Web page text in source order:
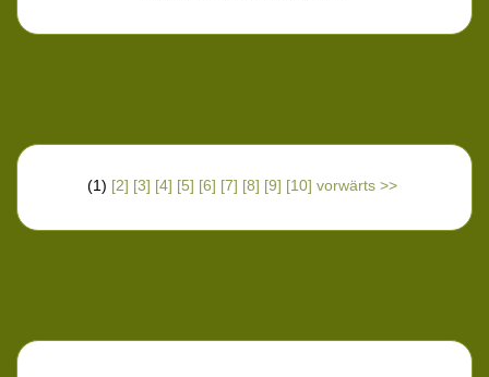
(1) [2] [3] [4] [5] [6] [7] [8] [9] [10] vorwärts >>